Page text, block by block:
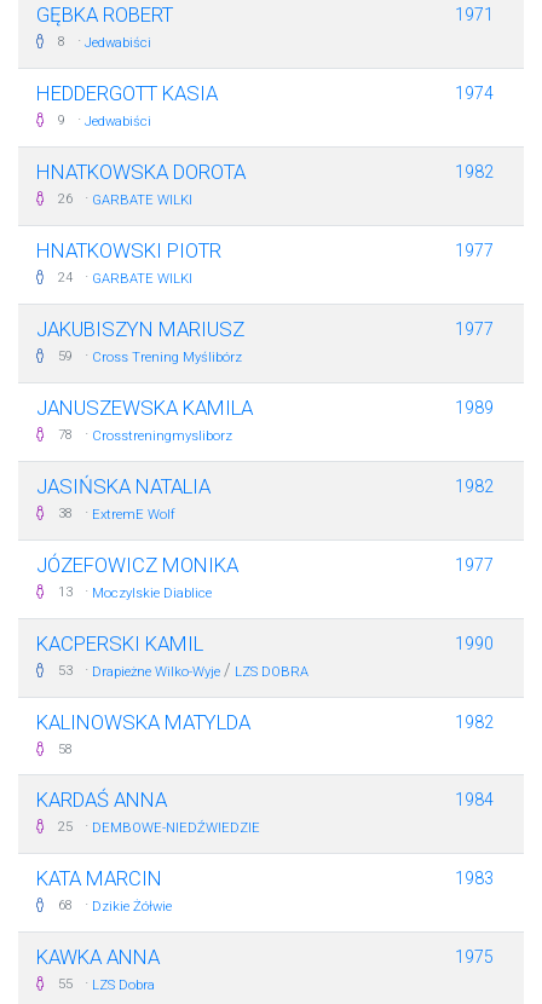
GĘBKA ROBERT
8 · Jedwabiści
1971
HEDDERGOTT KASIA
9 · Jedwabiści
1974
HNATKOWSKA DOROTA
26 · GARBATE WILKI
1982
HNATKOWSKI PIOTR
24 · GARBATE WILKI
1977
JAKUBISZYN MARIUSZ
59 · Cross Trening Myślibórz
1977
JANUSZEWSKA KAMILA
78 · Crosstreningmysliborz
1989
JASIŃSKA NATALIA
38 · ExtremE Wolf
1982
JÓZEFOWICZ MONIKA
13 · Moczylskie Diablice
1977
KACPERSKI KAMIL
53 · Drapieżne Wilko-Wyje / LZS DOBRA
1990
KALINOWSKA MATYLDA
58
1982
KARDAŚ ANNA
25 · DEMBOWE-NIEDŹWIEDZIE
1984
KATA MARCIN
68 · Dzikie Żółwie
1983
KAWKA ANNA
55 · LZS Dobra
1975